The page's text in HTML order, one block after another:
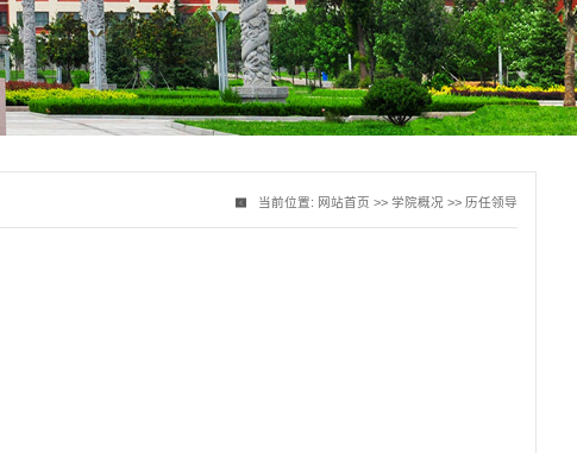
当前位置: 网站首页 >>学院概况 >> 历任领导